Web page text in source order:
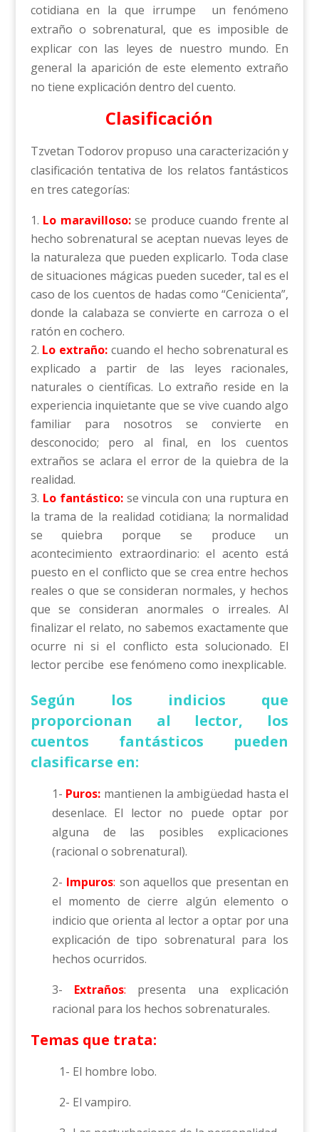
cotidiana en la que irrumpe un fenómeno
extraño o sobrenatural, que es imposible de
explicar con las leyes de nuestro mundo. En
general la aparición de este elemento extraño
no tiene explicación dentro del cuento.
Clasificación
Tzvetan Todorov propuso una caracterización y
clasificación tentativa de los relatos fantásticos
en tres categorías:
Lo maravilloso:se produce cuando frente al
hecho sobrenatural se aceptan nuevas leyes de
la naturaleza que pueden explicarlo. Toda clase
de situaciones mágicas pueden suceder, tal es el
caso de los cuentos de hadas como “Cenicienta”,
donde la calabaza se convierte en carroza o el
ratón en cochero.
Lo extraño: cuando el hecho sobrenatural es
explicado a partir de las leyes racionales,
naturales o científicas. Lo extraño reside en la
experiencia inquietante que se vive cuando algo
familiar para nosotros se convierte en
desconocido; pero al final, en los cuentos
extraños se aclara el error de la quiebra de la
realidad.
Lo fantástico:se vincula con una ruptura en
la trama de la realidad cotidiana; la normalidad
se quiebra porque se produce un
acontecimiento extraordinario: el acento está
puesto en el conflicto que se crea entre hechos
reales o que se consideran normales, y hechos
que se consideran anormales o irreales. Al
finalizar el relato, no sabemos exactamente que
ocurre ni si el conflicto esta solucionado. El
lector percibe ese fenómeno como inexplicable.
Según los indicios que
proporcionan al lector, los
cuentos fantásticos pueden
clasificarse en:
1- Puros: mantienen la ambigüedad hasta el
desenlace. El lector no puede optar por
alguna de las posibles explicaciones
(racional o sobrenatural).
2- Impuros: son aquellos que presentan en
el momento de cierre algún elemento o
indicio que orienta al lector a optar por una
explicación de tipo sobrenatural para los
hechos ocurridos.
3- Extraños: presenta una explicación
racional para los hechos sobrenaturales.
Temas que trata:
1- El hombre lobo.
2- El vampiro.